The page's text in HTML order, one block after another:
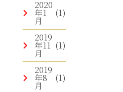
2020
年1
月
(1)
2019
年11
月
(1)
2019
年8
月
(1)